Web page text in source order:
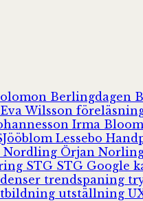
Berlingdagen
Eva Wilsson
Irma Bloom
Lessebo
Nordling Örjan
STG STG Google
trendspaning
utställning